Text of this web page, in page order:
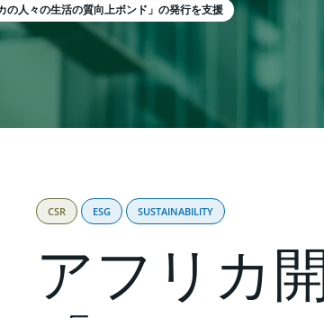
検索
の人々の生活の質向上ボンド」の発行を支援
CSR ESG SUSTAINABILITY
アフリカ